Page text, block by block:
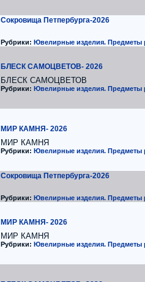
Сокровища Петпербурга-2026
Рубрики: Ювелирные изделия. Предметы
БЛЕСК САМОЦВЕТОВ- 2026
БЛЕСК САМОЦВЕТОВ
Рубрики: Ювелирные изделия. Предметы
МИР КАМНЯ- 2026
МИР КАМНЯ
Рубрики: Ювелирные изделия. Предметы
Сокровища Петпербурга-2026
Рубрики: Ювелирные изделия. Предметы
МИР КАМНЯ- 2026
МИР КАМНЯ
Рубрики: Ювелирные изделия. Предметы